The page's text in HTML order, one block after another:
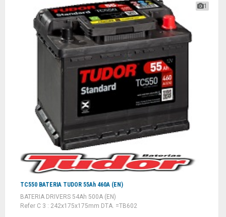
1
TC550 BATERIA TUDOR 55Ah 460A (EN)
BATERIA DRIVERS 54Ah 500A (EN)
Refer C 3 : 242x175x175mm DTA. =TB602